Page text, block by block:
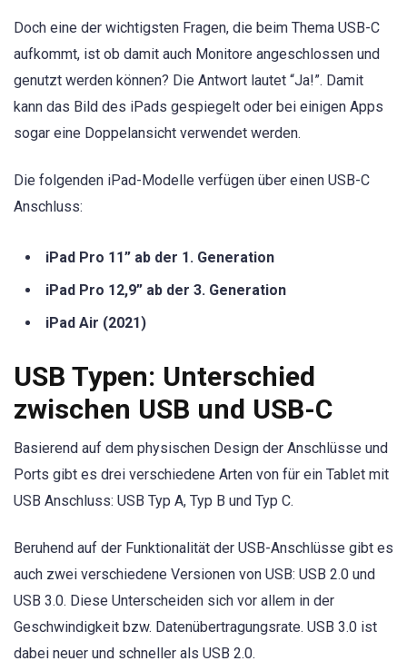
Doch eine der wichtigsten Fragen, die beim Thema USB-C
aufkommt, ist ob damit auch Monitore angeschlossen und
genutzt werden können? Die Antwort lautet “Ja!”. Damit
kann das Bild des iPads gespiegelt oder bei einigen Apps
sogar eine Doppelansicht verwendet werden.
Die folgenden iPad-Modelle verfügen über einen USB-C
Anschluss:
iPad Pro 11” ab der 1. Generation
iPad Pro 12,9” ab der 3. Generation
iPad Air (2021)
USB Typen: Unterschied
zwischen USB und USB-C
Basierend auf dem physischen Design der Anschlüsse und
Ports gibt es drei verschiedene Arten von für ein Tablet mit
USB Anschluss: USB Typ A, Typ B und Typ C.
Beruhend auf der Funktionalität der USB-Anschlüsse gibt es
auch zwei verschiedene Versionen von USB: USB 2.0 und
USB 3.0. Diese Unterscheiden sich vor allem in der
Geschwindigkeit bzw. Datenübertragungsrate. USB 3.0 ist
dabei neuer und schneller als USB 2.0.